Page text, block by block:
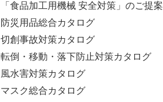
「食品加工用機械 安全対策」のご提案
防災用品総合カタログ
切創事故対策カタログ
転倒・移動・落下防止対策カタログ
風水害対策カタログ
マスク総合カタログ